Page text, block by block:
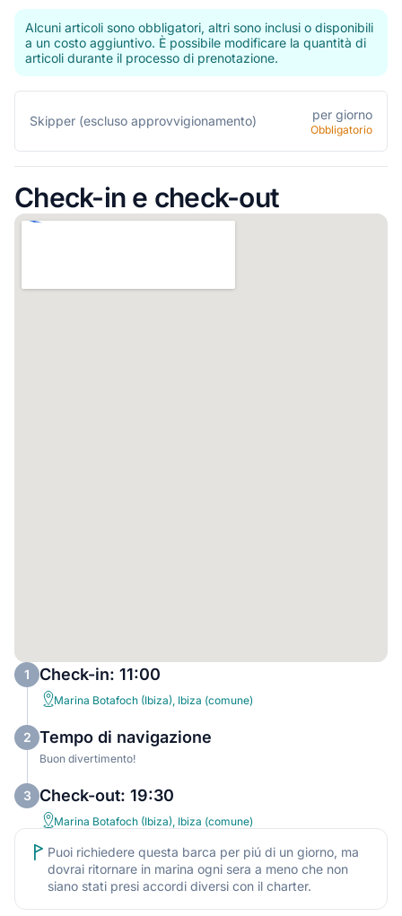
Alcuni articoli sono obbligatori, altri sono inclusi o disponibili
a un costo aggiuntivo. È possibile modificare la quantità di
articoli durante il processo di prenotazione.
Skipper (escluso approvvigionamento) per giorno
Obbligatorio
Check-in e check-out
1 Check-in: 11:00
Marina Botafoch (Ibiza), Ibiza (comune)
2 Tempo di navigazione
Buon divertimento!
3 Check-out: 19:30
Marina Botafoch (Ibiza), Ibiza (comune)
Puoi richiedere questa barca per piú di un giorno, ma
dovrai ritornare in marina ogni sera a meno che non
siano stati presi accordi diversi con il charter.